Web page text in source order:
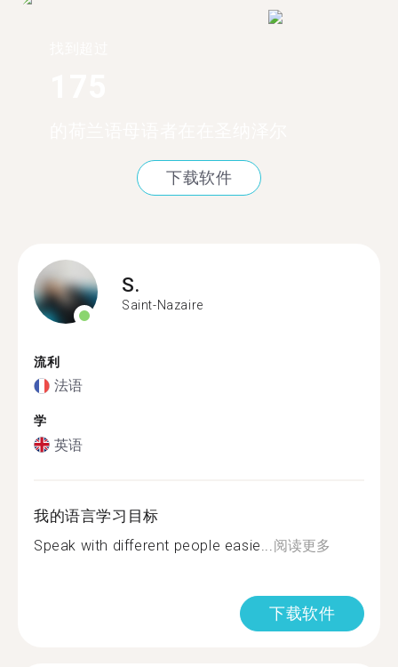
下载软件
S.
Saint-Nazaire
流利
法语
学
英语
我的语言学习目标
Speak with different people easie... 阅读更多
下载软件